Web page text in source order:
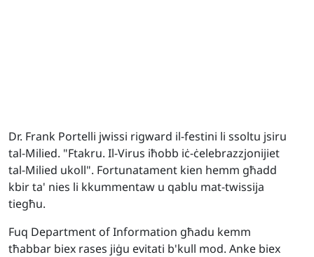
Dr. Frank Portelli jwissi rigward il-festini li ssoltu jsiru
tal-Milied. "Ftakru. Il-Virus iħobb iċ-ċelebrazzjonijiet
tal-Milied ukoll". Fortunatament kien hemm għadd
kbir ta' nies li kkummentaw u qablu mat-twissija
tiegħu.
Fuq Department of Information għadu kemm
tħabbar biex rases jiġu evitati b'kull mod. Anke biex